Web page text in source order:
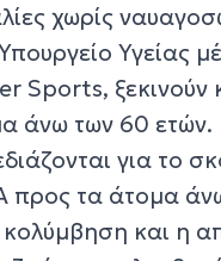
χωρίς
Υγείας
Sports,
άνω των 60 ετών.
για το
τα άτομα
και η